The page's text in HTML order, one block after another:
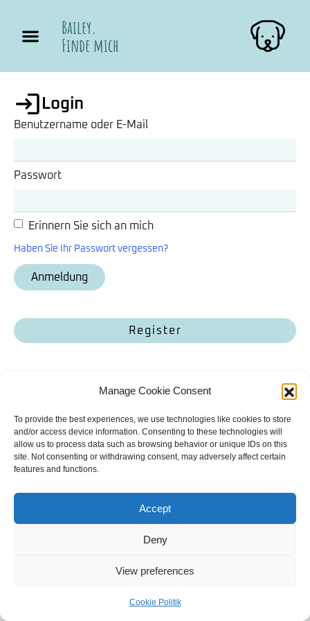
Manage Cookie Consent
To provide the best experiences, we use technologies like cookies to store
and/or access device information. Consenting to these technologies will
allow us to process data such as browsing behavior or unique IDs on this
site. Not consenting or withdrawing consent, may adversely affect certain
features and functions.
Accept
Deny
View preferences
Cookie Politik
Bailey.
Finde mich
Login
Benutzername oder E-Mail
Passwort
Erinnern Sie sich an mich
Haben Sie Ihr Passwort vergessen?
Register
KontaktAllgemeine GeschäftsbedingungenDatenschutzerklärung
Cookie PolitikImpressum
Copyright | 2023